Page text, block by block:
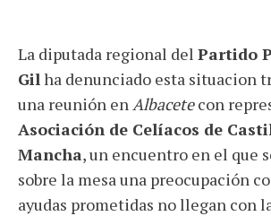
La diputada regional del Partido
Gil ha denunciado esta situacion
una reunión en Albacetecon
Asociación de Celíacos de
Mancha, un encuentro en el que
sobre la mesa una preocupación
ayudas prometidas no llegan con